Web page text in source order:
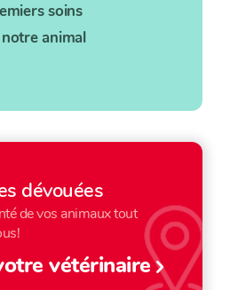
soins
animal
dévouées
de vos animaux tout
vétérinaire